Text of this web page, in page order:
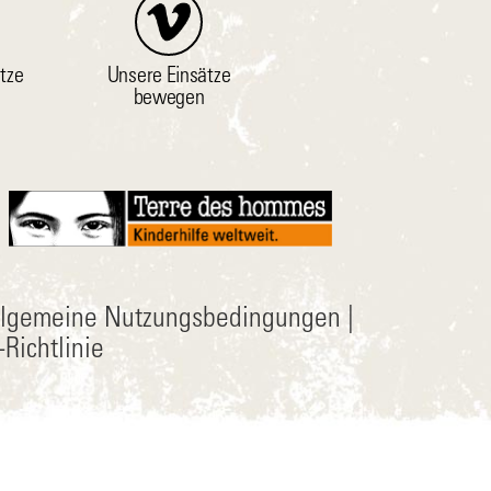
Unsere Einsätze
bewegen
Nutzungsbedingungen
Richtlinie